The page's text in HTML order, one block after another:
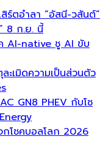
ร์ตอำลา “อัสนี-วสันต์”
8 ก.ย. นี้
AI-native ชู AI ขับ
เมิดความเป็นส่วนตัว
GN8 PHEV กับโซ
โชคบอลโลก 2026